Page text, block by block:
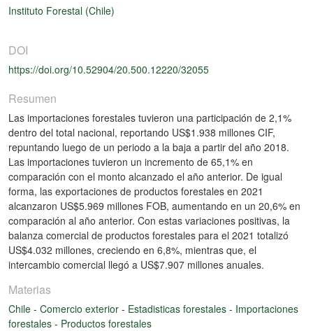
Instituto Forestal (Chile)
DOI
https://doi.org/10.52904/20.500.12220/32055
Resumen
Las importaciones forestales tuvieron una participación de 2,1%
dentro del total nacional, reportando US$1.938 millones CIF,
repuntando luego de un periodo a la baja a partir del año 2018.
Las importaciones tuvieron un incremento de 65,1% en
comparación con el monto alcanzado el año anterior. De igual
forma, las exportaciones de productos forestales en 2021
alcanzaron US$5.969 millones FOB, aumentando en un 20,6% en
comparación al año anterior. Con estas variaciones positivas, la
balanza comercial de productos forestales para el 2021 totalizó
US$4.032 millones, creciendo en 6,8%, mientras que, el
intercambio comercial llegó a US$7.907 millones anuales.
Materias
Chile - Comercio exterior - Estadisticas forestales - Importaciones
forestales - Productos forestales